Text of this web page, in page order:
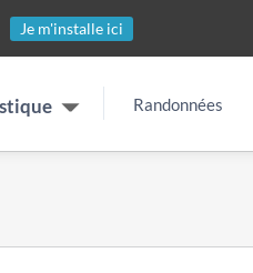
Je m'installe ici
Randonnées